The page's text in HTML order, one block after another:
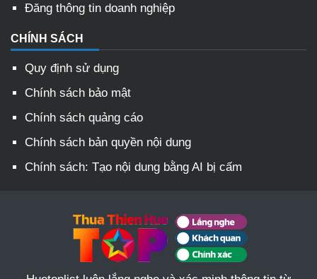
Đăng thông tin doanh nghiệp
CHÍNH SÁCH
Quy định sử dụng
Chính sách bảo mật
Chính sách quảng cáo
Chính sách bản quyền nội dung
Chính sách: Tạo nội dung bằng AI bị cấm